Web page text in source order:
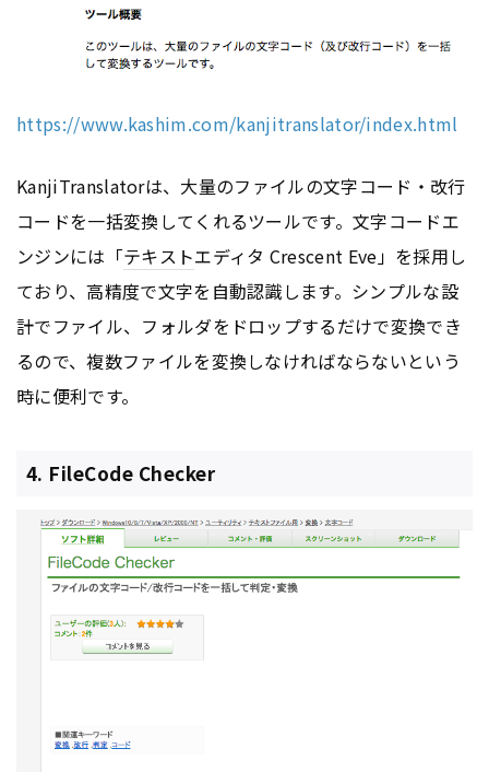
https://www.kashim.com/kanjitranslator/index.html
KanjiTranslatorは、大量のファイルの文字コード・改行
コードを一括変換してくれるツールです。文字コードエ
ンジンには「テキストエディタ Crescent Eve」を採用し
ており、高精度で文字を自動認識します。シンプルな設
計でファイル、フォルダをドロップするだけで変換でき
るので、複数ファイルを変換しなければならないという
時に便利です。
4. FileCode Checker